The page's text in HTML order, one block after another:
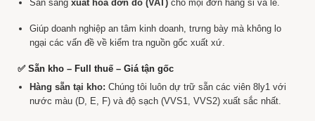
Sẵn sàng xuất hóa đơn đỏ (VAT)cho mọi đơn hàng sỉ và lẻ.
Giúp doanh nghiệp an tâm kinh doanh, trưng bày mà không lo
ngại các vấn đề về kiểm tra nguồn gốc xuất xứ.
✅ Sẵn kho – Full thuế – Giá tận gốc
Hàng sẵn tại kho: Chúng tôi luôn dự trữ sẵn các viên 8ly1 với
nước màu (D, E, F) và độ sạch (VVS1, VVS2) xuất sắc nhất.